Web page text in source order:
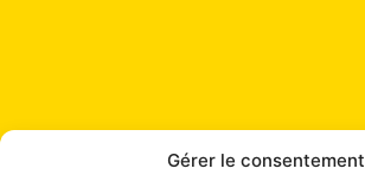
Gérer le consentement